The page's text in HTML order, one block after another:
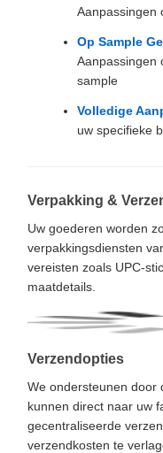
Aanpassingen
Op Sample
Aanpassingen
sample
Volledige
uw specifieke
Verpakking &
Uw goederen worden
verpakkingsdiensten
vereisten zoals UPC-
maatdetails.
Verzendopties
We ondersteunen door
kunnen direct naar uw
gecentraliseerde
verzendkosten te